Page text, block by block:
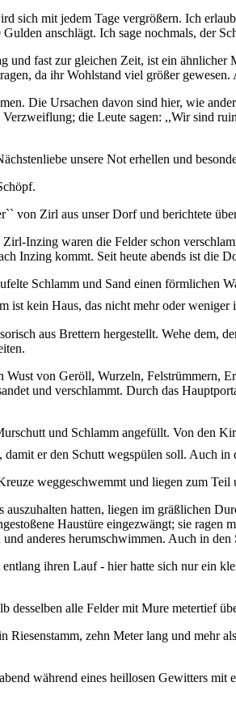
sich mit jedem Tage vergrößern. Ich
anschlägt. Ich sage nochmals, der
und fast zur gleichen Zeit, ist ein
da ihr Wohlstand viel größer
Die Ursachen davon sind hier, wie
die Leute sagen: ,,Wir sind
unsere Not erhellen und
von Zirl aus unser Dorf und berichtete
Inzing waren die Felder schon
Inzing kommt. Seit heute abends ist die
Schlamm und Sand einen förmlichen
ist kein Haus, das nicht mehr oder weniger
aus Brettern hergestellt. Wehe dem,
von Geröll, Wurzeln, Felstrümmern,
und verschlammt. Durch das
und Schlamm angefüllt. Von den
er den Schutt wegspülen soll. Auch in
weggeschwemmt und liegen zum
auszuhalten hatten, liegen im gräßlichen
Haustüre eingezwängt; sie
anderes herumschwimmen. Auch in
ihren Lauf - hier hatte sich nur ein
desselben alle Felder mit Mure metertief
zehn Meter lang und mehr
während eines heillosen Gewitters